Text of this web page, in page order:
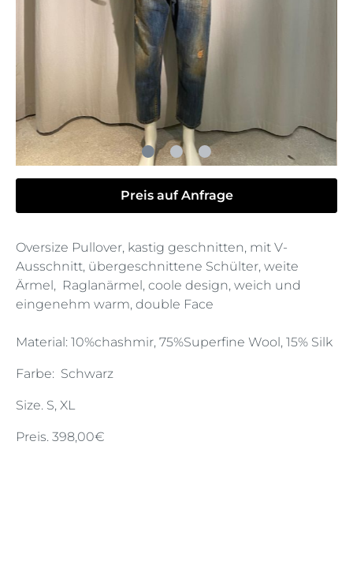
Preis auf Anfrage
Oversize Pullover, kastig geschnitten, mit V-
Ausschnitt, übergeschnittene Schülter, weite
Ärmel, Raglanärmel, coole design, weich und
eingenehm warm, double Face
Material: 10%chashmir, 75%Superfine Wool, 15% Silk
Farbe: Schwarz
Size. S, XL
Preis. 398,00€